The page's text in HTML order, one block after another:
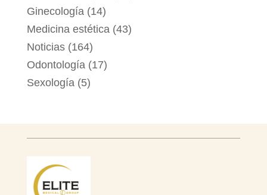
Ginecología (14)
Medicina estética (43)
Noticias(164)
Odontología (17)
Sexología (5)